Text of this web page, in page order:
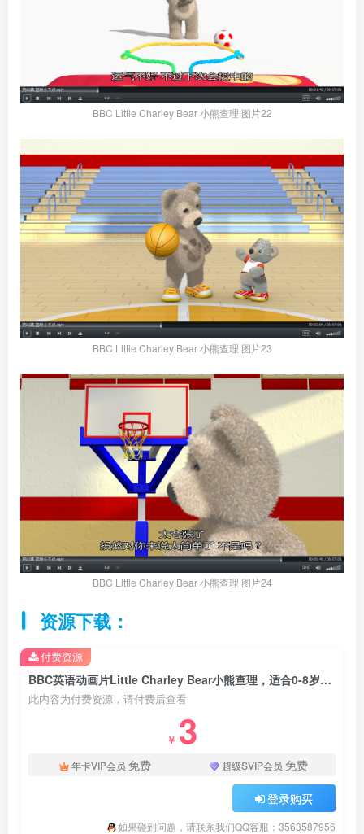
BBC Little Charley Bear 小熊查理 图片22
BBC Little Charley Bear 小熊查理 图片23
BBC Little Charley Bear 小熊查理 图片24
资源下载：
BBC英语动画片Little Charley Bear小熊查理，适合0-8岁，总52集，1080P高清视频带中文字幕，百度云网盘下载
此内容为付费资源，请付费后查看
￥ 3
年卡VIP会员 免费 超级SVIP会员 免费
登录购买
如果碰到问题，请联系我们QQ客服：3563587956
付费资源